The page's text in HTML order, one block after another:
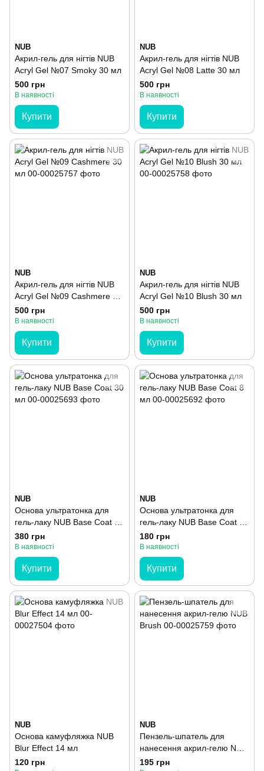
NUB
Акрил-гель для нігтів NUB
Acryl Gel №07 Smoky 30 мл
500 грн
В наявності
Купити
NUB
Акрил-гель для нігтів NUB
Acryl Gel №08 Latte 30 мл
500 грн
В наявності
Купити
NUB
Акрил-гель для нігтів NUB
Acryl Gel №09 Cashmere 30
мл
500 грн
В наявності
Купити
NUB
Акрил-гель для нігтів NUB
Acryl Gel №10 Blush 30 мл
500 грн
В наявності
Купити
NUB
Основа ультратонка для
гель-лаку NUB Base Coat 30
мл
380 грн
В наявності
Купити
NUB
Основа ультратонка для
гель-лаку NUB Base Coat 8
мл
180 грн
В наявності
Купити
NUB
Основа камуфляжка NUB
Blur Effect 14 мл
120 грн
NUB
Пензель-шпатель для
нанесення акрил-гелю NUB
Brush
195 грн